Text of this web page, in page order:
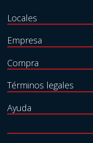
Locales
Empresa
Compra
Términos legales
Ayuda